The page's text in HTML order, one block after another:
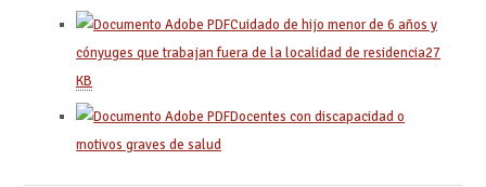
Cuidado de hijo menor de 6 años y
cónyuges que trabajan fuera de la localidad de residencia27
KB
Docentes con discapacidad o
motivos graves de salud